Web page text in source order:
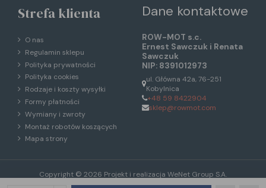
Strefa klienta
O nas
Regulamin sklepu
Polityka prywatności
Polityka cookies
Rodzaje i koszty wysyłki
Formy płatności
Wymiany i zwroty
Montaż robotów koszących
Mapa strony
Dane kontaktowe
ROW-MOT s.c.
Ernest Sawczuk i Renata
Sawczuk
NIP: 8391012973
ul. Główna 42a, 76-251
Kobylnica
+48 59 8422904
sklep@rowmot.com
Copyright © 2026 Projekt i realizacja WeNet Group S.A.